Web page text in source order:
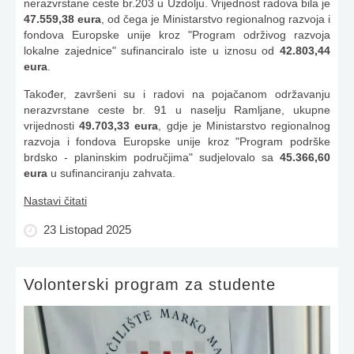
nerazvrstane ceste br.203 u Uzdolju. Vrijednost radova bila je
47.559,38 eura , od čega je Ministarstvo regionalnog razvoja i
fondova Europske unije kroz "Program održivog razvoja
lokalne zajednice" sufinanciralo iste u iznosu od 42.803,44
eura
Također, završeni su i radovi na pojačanom održavanju
nerazvrstane ceste br. 91 u naselju Ramljane, ukupne
vrijednosti49.703,33 eura , gdje je Ministarstvo regionalnog
razvoja i fondova Europske unije kroz "Program podrške
brdsko - planinskim područjima" sudjelovalo sa 45.366,60
eura u sufinanciranju zahvata.
Nastavi čitati
23 Listopad 2025
Volonterski program za studente